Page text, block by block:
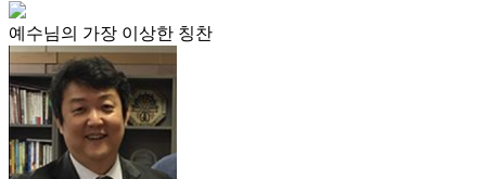
예수님의 가장 이상한 칭찬